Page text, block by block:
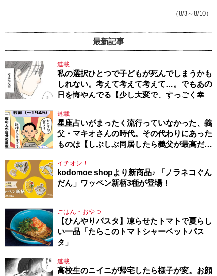
（8/3～8/10）
最新記事
連載
私の選択ひとつで子どもが死んでしまうかも
しれない。考えて考えて考えて…。でもあの
日を悔やんでる【少し大変で、すっごく幸せ
～・54】
連載
星座占いがまったく流行っていなかった、義
父・マキオさんの時代。その代わりにあった
ものは【しぶしぶ同居したら義父が最高だっ
イチオシ！
kodomoe shopより新商品♪ 「ノラネコぐん
だん」ワッペン新柄3種が登場！
ごはん・おやつ
【ひんやりパスタ】凍らせたトマトで夏らし
い一品「たらこのトマトシャーベットパス
タ」
連載
高校生のニイニが帰宅したら様子が変。お顔